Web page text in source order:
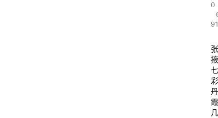
0
张
掖
七
彩
丹
霞
几